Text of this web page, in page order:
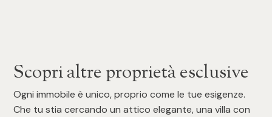
Scopri altre proprietà esclusive
Ogni immobile è unico, proprio come le tue esigenze.
Che tu stia cercando un attico elegante, una villa con